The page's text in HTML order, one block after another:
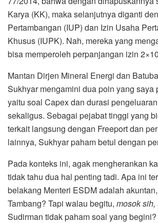
Karya (KK), maka selanjutnya diganti
Pertambangan (IUP) dan Izin Usaha
Khusus (IUPK). Nah, mereka yang
bisa memperoleh perpanjangan izin
Mantan Dirjen Mineral Energi dan
Sukhyar mengamini dua poin yang
yaitu soal Capex dan durasi
sekaligus. Sebagai pejabat tinggi yang
terkait langsung dengan Freeport dan
lainnya, Sukhyar paham betul dengan
Pada konteks ini, agak mengherankan
tidak tahu dua hal penting tadi. Apa ini
belakang Menteri ESDM adalah
Tambang? Tapi walau begitu, mosok sih,
Sudirman tidak paham soal yang